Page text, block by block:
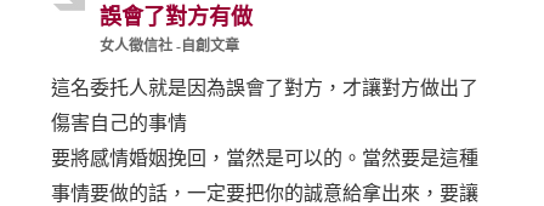
誤會了對方有做
女人徵信社 -自創文章
這名委托人就是因為誤會了對方，才讓對方做出了
傷害自己的事情
要將感情婚姻挽回，當然是可以的。當然要是這種
事情要做的話，一定要把你的誠意給拿出來，要讓